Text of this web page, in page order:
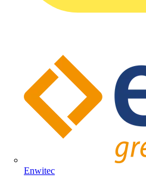
Enwitec